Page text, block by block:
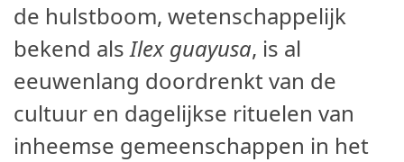
de hulstboom, wetenschappelijk
bekend alsIlex guayusa, is al
eeuwenlang doordrenkt van de
cultuur en dagelijkse rituelen van
inheemse gemeenschappen in het